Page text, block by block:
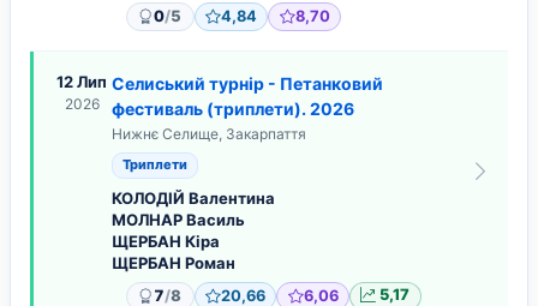
0/5 4,84 8,70
12 Лип
2026
Селиський турнір - Петанковий
фестиваль (триплети). 2026
Нижнє Селище, Закарпаття
Триплети
КОЛОДІЙ Валентина
МОЛНАР Василь
ЩЕРБАН Кіра
ЩЕРБАН Роман
7/8 20,66 6,06 5,17